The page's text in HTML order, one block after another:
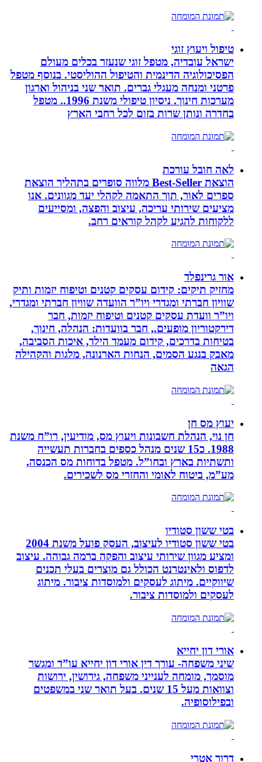
טיפול ויעוץ זוגי
ישראל עובדיה, מטפל זוגי שנעזר בכלים מעולם
הפסיכולוגיה הדינמית והטיפול ההוליסטי. בנוסף מטפל
פרטני ומנחה מעגלי גברים. תואר שני בניהול וארגון
מערכות חינוך. ניסיון טיפולי משנת 1996.. מטפל
בחדרה ונותן שרות בזום לכל רחבי הארץ
לאה חובל עורכת
הוצאת Best-Seller מלווה סופרים בתהליך הוצאת
ספרים לאור, תוך התאמה לקהלי יעד מגוונים. אנו
מציעים שירותי עריכה, עיצוב והפצה, ומסייעים
ללקוחות להגיע לקהל קוראים רחב.
אור גרינפלד
מחזיק תיקים: קידום עסקים קטנים וטיפוח יזמות ותיק
שוויון חברתי ומגדרי ויו”ר הוועדה שוויון חברתי ומגדרי,
ויו”ר וועדת עסקים קטנים וטיפוח יזמות, חבר
דירקטוריון מופעים., חבר בוועדות: הנהלה, חינוך,
בטיחות בדרכים, קידום מעמד הילד, איכות הסביבה,
מאבק בנגע הסמים, הנחות הארנונה, מלגות והקהילה
הגאה
יעוץ מס חן
חן נוי, הנהלת חשבונות ויעוץ מס, מודיעין, רו”ח משנת
1988. כ15 שנים מנהל כספים בחברות תעשייה
ותשתיות בארץ ובחו”ל. מטפל בדוחות מס הכנסה,
מע”מ, ביטוח לאומי והחזרי מס לשכירים.
בטי ששון סטודיו
בטי ששון סטודיו לעיצוב, העסק פועל משנת 2004
ומציע מגוון שירותי עיצוב והפקה ברמה גבוהה. עיצוב
לדפוס ולאינטרנט הכולל גם מוצרים בעלי תכנים
שיווקיים. מיתוג לעסקים ולמוסדות ציבור. מיתוג
לעסקים ולמוסדות ציבור.
אורי דון יחייא
שיני משפחה- עורך דין אורי דון יחייא עו”ד ומגשר
מוסמך, מומחה לענייני משפחה, גירושין, ירושות
וצוואות מעל 15 שנים. בעל תואר שני במשפטים
ובפילוסופיה.
דרור אטרי